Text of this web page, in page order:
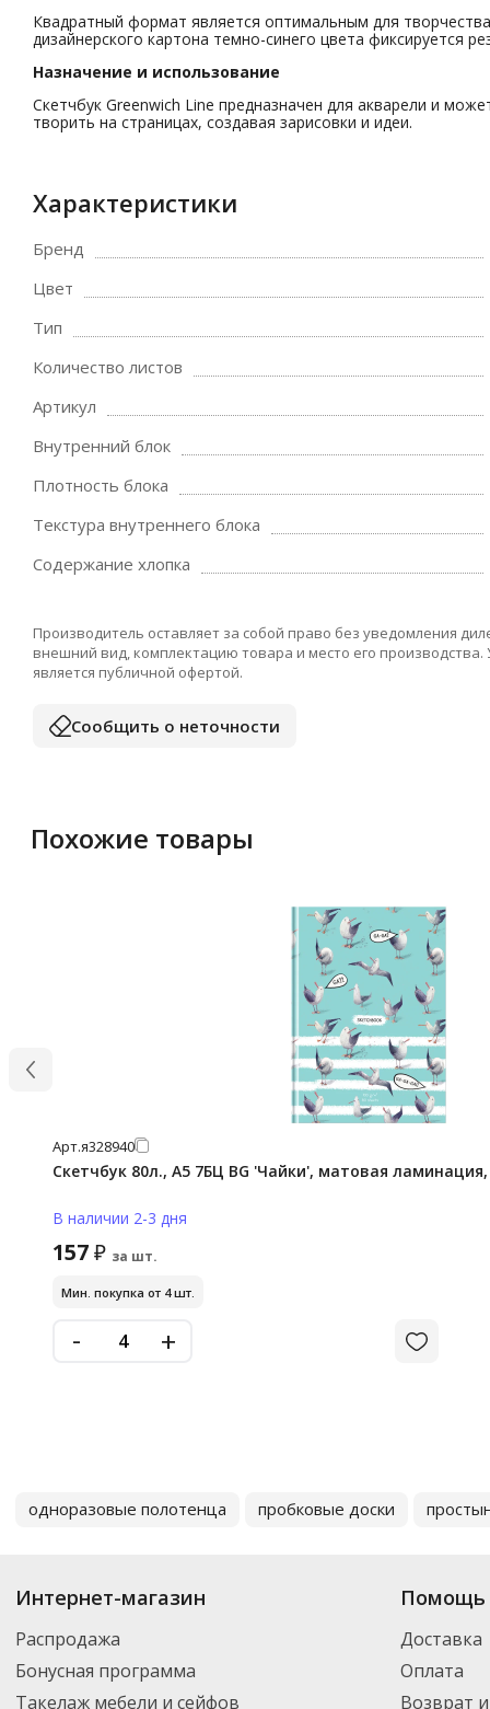
Квадратный формат является оптимальным для
дизайнерского картона темно-синего цвета фиксируется
Назначение и использование
Скетчбук Greenwich Line предназначен для акварели и
творить на страницах, создавая зарисовки и идеи.
Характеристики
Бренд
Цвет
Тип
Количество листов
Артикул
Внутренний блок
Плотность блока
Текстура внутреннего блока
Содержание хлопка
Производитель оставляет за собой право без уведомления
внешний вид, комплектацию товара и место его
является публичной офертой.
Сообщить о неточности
Похожие товары
Арт.я328940
Скетчбук 80л., А5 7БЦ BG 'Чайки', матовая ламинация,
В наличии 2-3 дня
157₽ за шт.
Мин. покупка от 4 шт.
- +
одноразовые полотенца пробковые доски
Интернет-магазин
Распродажа
Бонусная программа
Такелаж мебели и сейфов
Помощь
Доставка
Оплата
Возврат